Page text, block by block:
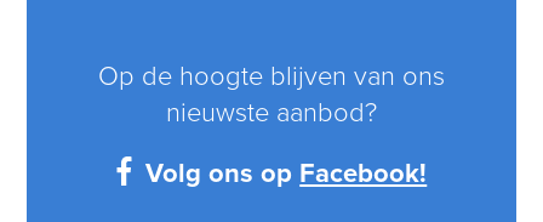
Op de hoogte blijven van ons
nieuwste aanbod?
Volg ons op Facebook!